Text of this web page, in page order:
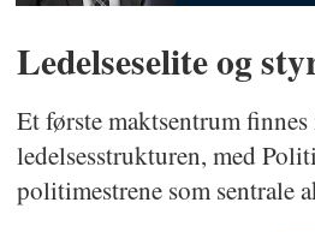
Ledelseselite og
Et første maktsentrum
ledelsesstrukturen, med
politimestrene som sentrale